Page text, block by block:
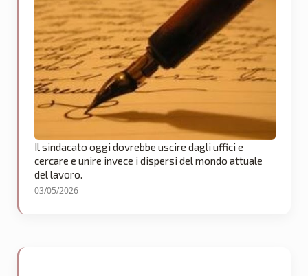
Il sindacato oggi dovrebbe uscire dagli uffici e
cercare e unire invece i dispersi del mondo attuale
del lavoro.
03/05/2026